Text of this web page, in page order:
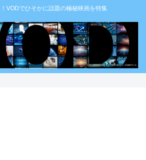
VODでひそかに話題の極秘映画を特集